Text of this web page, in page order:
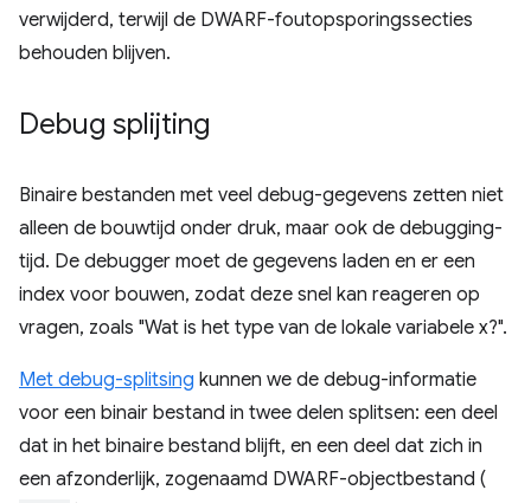
verwijderd, terwijl de DWARF-foutopsporingssecties
behouden blijven.
Debug splijting
Binaire bestanden met veel debug-gegevens zetten niet
alleen de bouwtijd onder druk, maar ook de debugging-
tijd. De debugger moet de gegevens laden en er een
index voor bouwen, zodat deze snel kan reageren op
vragen, zoals "Wat is het type van de lokale variabele x?".
Met debug-splitsing kunnen we de debug-informatie
voor een binair bestand in twee delen splitsen: een deel
dat in het binaire bestand blijft, en een deel dat zich in
een afzonderlijk, zogenaamd DWARF-objectbestand (